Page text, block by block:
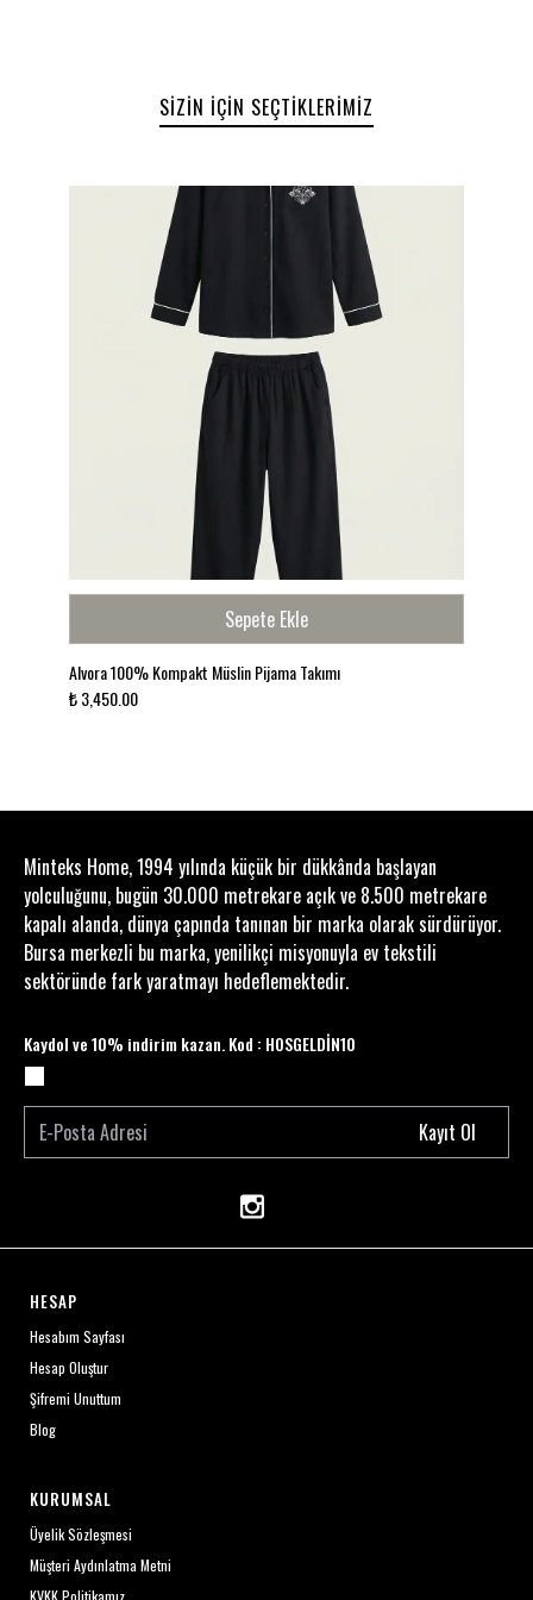
kullanıcıların konforunu ön planda tutar.
Evde dinlenirken, uyku sırasında veya sabah
kahvaltılarında rahatlıkla tercih edilebilecek bu
pijama takımı, ev giyimi kategorisinde vazgeçilmez
bir parça haline gelmektedir. MİNTEKS’in kalitesi
ve şıklığı ile birleşen Toile Jungle Pijama Takımı,
evdeki stilinizi tamamlayacak mükemmel bir
SIZIN İÇIN SEÇTIKLERIMIZ
Sepete Ekle
Alvora 100% Kompakt Müslin Pijama Takımı
₺ 3,450.00
Minteks Home, 1994 yılında küçük bir dükkânda başlayan
yolculuğunu, bugün 30.000 metrekare açık ve 8.500 metrekare
kapalı alanda, dünya çapında tanınan bir marka olarak sürdürüyor.
Bursa merkezli bu marka, yenilikçi misyonuyla ev tekstili
sektöründe fark yaratmayı hedeflemektedir.
Kaydol ve 10% indirim kazan. Kod : HOSGELDİN10
Kayıt Ol
HESAP
Hesabım Sayfası
Hesap Oluştur
Şifremi Unuttum
Blog
KURUMSAL
Üyelik Sözleşmesi
Müşteri Aydınlatma Metni